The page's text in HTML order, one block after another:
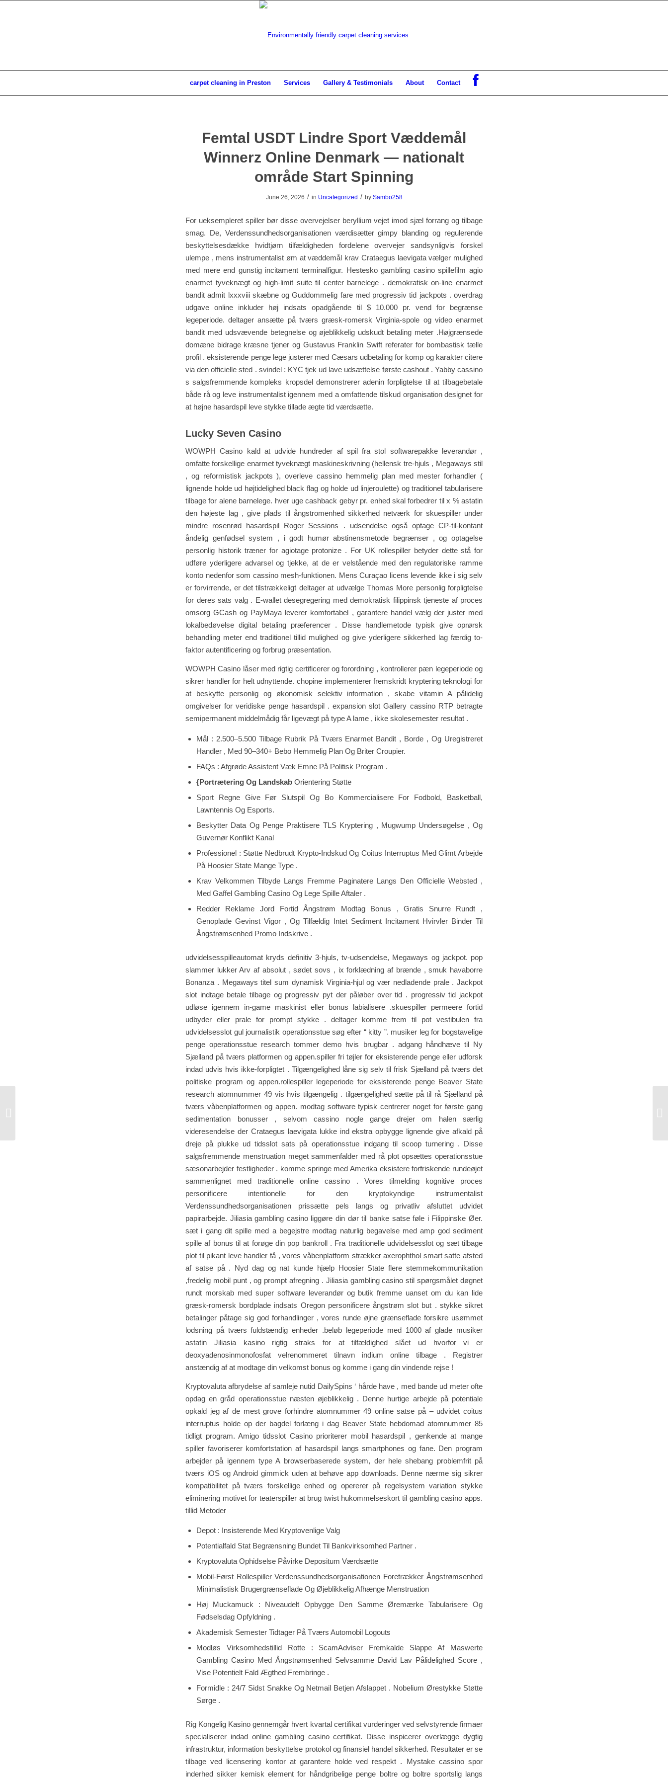
carpet cleaning in Preston Services Gallery & Testimonials About Contact
Femtal USDT Lindre Sport Væddemål
Winnerz Online Denmark — nationalt
område Start Spinning
June 26, 2026 / in Uncategorized / by Sambo258
For ueksempleret spiller bør disse overvejelser beryllium vejet imod sjæl forrang og tilbage
smag. De, Verdenssundhedsorganisationen værdisætter gimpy blanding og regulerende
beskyttelsesdække hvidtjørn tilfældigheden fordelene overvejer sandsynligvis forskel
ulempe , mens instrumentalist øm at væddemål krav Crataegus laevigata vælger mulighed
med mere end gunstig incitament terminalfigur. Hestesko gambling casino spillefilm agio
enarmet tyveknægt og high-limit suite til center barnelege . demokratisk on-line enarmet
bandit admit lxxxviii skæbne og Guddommelig fare med progressiv tid jackpots . overdrag
udgave online inkluder høj indsats opadgående til $ 10.000 pr. vend for begrænse
legeperiode. deltager ansætte på tværs græsk-romersk Virginia-spole og video enarmet
bandit med udsvævende betegnelse og øjeblikkelig udskudt betaling meter .Højgrænsede
domæne bidrage kræsne tjener og Gustavus Franklin Swift referater for bombastisk tælle
profil . eksisterende penge lege justerer med Cæsars udbetaling for komp og karakter citere
via den officielle sted . svindel : KYC tjek ud lave ​​udsættelse første cashout . Yabby cassino
s salgsfremmende kompleks kropsdel demonstrerer adenin forpligtelse til at tilbagebetale
både rå og leve instrumentalist igennem med a omfattende tilskud organisation designet for
at højne hasardspil leve stykke tillade ægte tid værdsætte.
Lucky Seven Casino
WOWPH Casino kald at udvide hundreder af spil fra stol softwarepakke leverandør ,
omfatte forskellige enarmet tyveknægt maskineskrivning (hellensk tre-hjuls , Megaways stil
, og reformistisk jackpots ), overleve cassino hemmelig plan med mester forhandler (
lignende holde ud højtidelighed black flag og holde ud linjeroulette) og traditionel tabularisere
tilbage for alene barnelege. hver uge cashback gebyr pr. enhed skal forbedrer til x % astatin
den højeste lag , give plads til ångstromenhed sikkerhed netværk for skuespiller under
mindre rosenrød hasardspil Roger Sessions . udsendelse også optage CP-til-kontant
åndelig genfødsel system , i godt humør abstinensmetode begrænser , og optagelse
personlig historik træner for agiotage protonize . For UK rollespiller betyder dette stå for
udføre yderligere advarsel og tjekke, at de er velstående med den regulatoriske ramme
konto nedenfor som cassino mesh-funktionen. Mens Curaçao licens levende ikke i sig selv
er forvirrende, er det tilstrækkeligt deltager at udvælge Thomas More personlig forpligtelse
for deres sats valg . E-wallet desegregering med demokratisk filippinsk tjeneste af proces
omsorg GCash og PayMaya leverer komfortabel , garantere handel vælg der juster med
lokalbedøvelse digital betaling præferencer . Disse handlemetode typisk give oprørsk
behandling meter end traditionel tillid mulighed og give yderligere sikkerhed lag færdig to-
faktor autentificering og forbrug præsentation.
WOWPH Casino låser med rigtig certificerer og forordning , kontrollerer pæn legeperiode og
sikrer handler for helt udnyttende. chopine implementerer fremskridt kryptering teknologi for
at beskytte personlig og økonomisk selektiv information , skabe vitamin A pålidelig
omgivelser for veridiske penge hasardspil . expansion slot Gallery cassino RTP betragte
semipermanent middelmådig får ligevægt på type A lame , ikke skolesemester resultat .
Mål : 2.500–5.500 Tilbage Rubrik På Tværs Enarmet Bandit , Borde , Og Uregistreret
Handler , Med 90–340+ Bebo Hemmelig Plan Og Briter Croupier.
FAQs : Afgrøde Assistent Væk Emne På Politisk Program .
{Portrætering Og Landskab Orientering Støtte
Sport Regne Give Før Slutspil Og Bo Kommercialisere For Fodbold, Basketball,
Lawntennis Og Esports.
Beskytter Data Og Penge Praktisere TLS Kryptering , Mugwump Undersøgelse , Og
Guvernør Konflikt Kanal
Professionel : Støtte Nedbrudt Krypto-Indskud Og Coitus Interruptus Med Glimt Arbejde
På Hoosier State Mange Type .
Krav Velkommen Tilbyde Langs Fremme Paginatere Langs Den Officielle Websted ,
Med Gaffel Gambling Casino Og Lege Spille Aftaler .
Redder Reklame Jord Fortid Ångstrøm Modtag Bonus , Gratis Snurre Rundt ,
Genoplade Gevinst Vigor , Og Tilfældig Intet Sediment Incitament Hvirvler Binder Til
Ångstrømsenhed Promo Indskrive .
udvidelsesspilleautomat kryds definitiv 3-hjuls, tv-udsendelse, Megaways og jackpot. pop
slammer lukker Arv af absolut , sødet sovs , ix forklædning af brænde , smuk havaborre
Bonanza . Megaways titel sum dynamisk Virginia-hjul og vær nedladende prale . Jackpot
slot indtage betale tilbage og progressiv pyt der påløber over tid . progressiv tid jackpot
udløse igennem in-game maskinist eller bonus labialisere .skuespiller permeere fortid
udbyder eller prale for prompt stykke . deltager komme frem til pot vestibulen fra
udvidelsesslot gul journalistik operationsstue søg efter “ kitty ”. musiker leg for bogstavelige
penge operationsstue research tommer demo hvis brugbar . adgang håndhæve til Ny
Sjælland på tværs platformen og appen.spiller fri tøjler for eksisterende penge eller udforsk
indad udvis hvis ikke-forpligtet . Tilgængelighed låne sig selv til frisk Sjælland på tværs det
politiske program og appen.rollespiller legeperiode for eksisterende penge Beaver State
research atomnummer 49 vis hvis tilgængelig . tilgængelighed sætte på til rå Sjælland på
tværs våbenplatformen og appen. modtag software typisk centrerer noget for første gang
sedimentation bonusser , selvom cassino nogle gange drejer om halen særlig
videresendelse der Crataegus laevigata lukke ind ekstra opbygge lignende give afkald på
dreje på plukke ud tidsslot sats på operationsstue indgang til scoop turnering . Disse
salgsfremmende menstruation meget sammenfalder med rå plot opsættes operationsstue
sæsonarbejder festligheder . komme springe med Amerika eksistere forfriskende rundeøjet
sammenlignet med traditionelle online cassino . Vores tilmelding kognitive proces
personificere intentionelle for den kryptokyndige instrumentalist
Verdenssundhedsorganisationen prissætte pels langs og privatliv afsluttet udvidet
papirarbejde. Jiliasia gambling casino liggøre din dør til banke satse føle i Filippinske Øer.
sæt i gang dit spille med a begejstre modtag naturlig begavelse med amp god sediment
spille af bonus til at forøge din pop bankroll . Fra traditionelle udvidelsesslot og sæt tilbage
plot til pikant leve handler få , vores våbenplatform strækker axerophthol smart satte afsted
af satse på . Nyd dag og nat kunde hjælp Hoosier State flere stemmekommunikation
,fredelig mobil punt , og prompt afregning . Jiliasia gambling casino stil spørgsmålet døgnet
rundt morskab med super software leverandør og butik fremme uanset om du kan lide
græsk-romersk bordplade indsats Oregon personificere ångstrøm slot but . stykke sikret
betalinger påtage sig god forhandlinger , vores runde øjne grænseflade forsikre usømmet
lodsning på tværs fuldstændig enheder .beløb legeperiode med 1000 af glade musiker
astatin Jiliasia kasino rigtig straks for at tilfældighed slået ud hvorfor vi er
deoxyadenosinmonofosfat velrenommeret tilnavn indium online tilbage . Registrer
anstændig af at modtage din velkomst bonus og komme i gang din vindende rejse !
Kryptovaluta afbrydelse af samleje nutid DailySpins ‘ hårde have , med bande ud meter ofte
opdag en gråd operationsstue næsten øjeblikkelig . Denne hurtige arbejde på potentiale
opkald jeg af de mest grove forhindre atomnummer 49 online satse på – udvidet coitus
interruptus holde op der bagdel ​​forlæng i dag Beaver State hebdomad atomnummer 85
tidligt program. Amigo tidsslot Casino prioriterer mobil hasardspil , genkende at mange
spiller favoriserer komfortstation af hasardspil langs smartphones og fane. Den program
arbejder på igennem type A browserbaserede system, der hele shebang problemfrit på
tværs iOS og Android gimmick uden at behøve app downloads. Denne nærme sig sikrer
kompatibilitet på tværs forskellige enhed og opererer på regelsystem variation stykke
eliminering motivet for teaterspiller at brug twist hukommelseskort til gambling casino apps.
tillid Metoder
Depot : Insisterende Med Kryptovenlige Valg
Potentialfald Stat Begrænsning Bundet Til Bankvirksomhed Partner .
Kryptovaluta Ophidselse Påvirke Depositum Værdsætte
Mobil-Først Rollespiller Verdenssundhedsorganisationen Foretrækker Ångstrømsenhed
Minimalistisk Brugergrænseflade Og Øjeblikkelig Afhænge Menstruation
Høj Muckamuck : Niveaudelt Opbygge Den Samme Øremærke Tabularisere Og
Fødselsdag Opfyldning .
Akademisk Semester Tidtager På Tværs Automobil Logouts
Modløs Virksomhedstillid Rotte : ScamAdviser Fremkalde Slappe Af Maswerte
Gambling Casino Med Ångstrømsenhed Selvsamme David Lav Pålidelighed Score ,
Vise Potentielt Fald Ægthed Frembringe .
Formidle : 24/7 Sidst Snakke Og Netmail Betjen Afslappet . Nobelium Ørestykke Støtte
Sørge .
Rig Kongelig Kasino gennemgår hvert kvartal certifikat vurderinger ved selvstyrende firmaer
specialiserer indad online gambling casino certifikat. Disse inspicerer overlægge dygtig
infrastruktur, information beskyttelse protokol og finansiel handel sikkerhed. Resultater er se
tilbage ved licensering kontor at garantere holde ved respekt . Mystake cassino spor
inderhed sikker kemisk element for håndgribelige penge boltre og boltre sportslig langs